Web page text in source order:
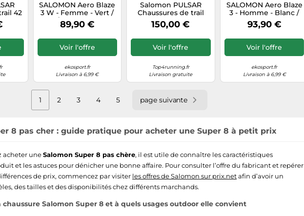
42
SALOMON Aero Blaze
3 W - Femme - Vert /
Rose / Blanc - taille 42-
modèle 2026
89,90 €
Voir l'offre
ekosport.fr
Livraison à 6,99 €
Salomon PULSAR
Chaussures de trail
42,7 Argent
150,00 €
Voir l'offre
Top4running.fr
Livraison gratuite
SALOMON Aero Blaze
3 - Homme - Blanc /
Jaune - taille 42-
modèle 2026
93,90 €
Voir l'offre
ekosport.fr
Livraison à 6,99 €
1 2 3 4 5 page suivante
8 pas cher : guide pratique pour acheter une Super 8 à petit prix
acheter uneSalomon Super 8 pas chère, il est utile de connaître les caractéristiques
et les astuces pour dénicher une bonne affaire. Pour consulter l’offre du fabricant et repérer
de prix, commencez par visiter les offres de Salomon sur prix.netafin d’avoir un
des tailles et des disponibilités chez différents marchands.
Salomon Super 8 et à quels usages outdoor elle convient